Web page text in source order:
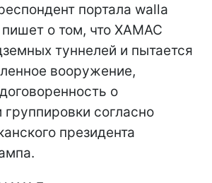
портала walla
о том, что ХАМАС
туннелей и пытается
вооружение,
о
согласно
президента